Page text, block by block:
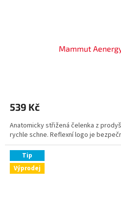
Mammut
539 Kč
Anatomicky střižená čelenka z
rychle schne. Reflexní logo je
Tip
Výprodej